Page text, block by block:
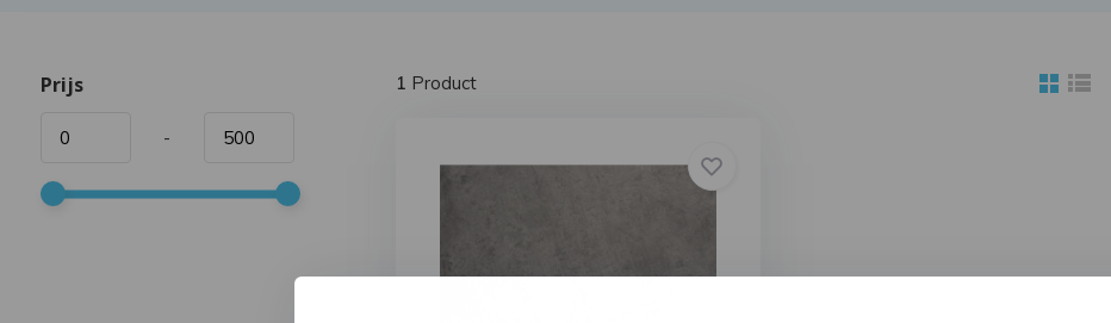
Prijs
-
1 Product